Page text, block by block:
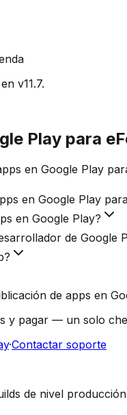
v11.7.
Play para
en Google Play
en Google Play
en Google Play?
de Google
de apps en
y pagar — un solo
·Contactar soporte
de nivel